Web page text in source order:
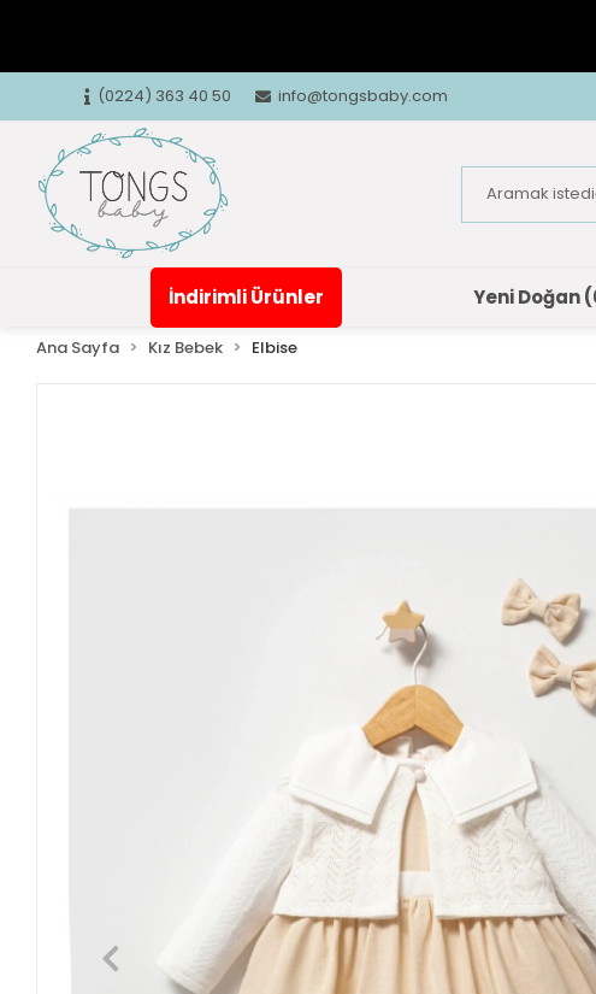
(0224) 363 40 50 info@tongsbaby.com
İndirimli Ürünler Yeni Doğan
Ana Sayfa Kız Bebek Elbise